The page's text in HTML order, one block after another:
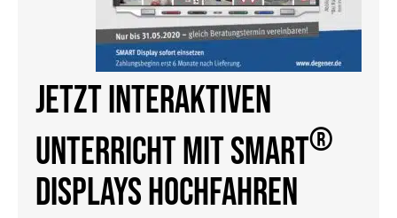
JETZT Interaktiven
Unterricht mit SMART®
Displays hochfahren